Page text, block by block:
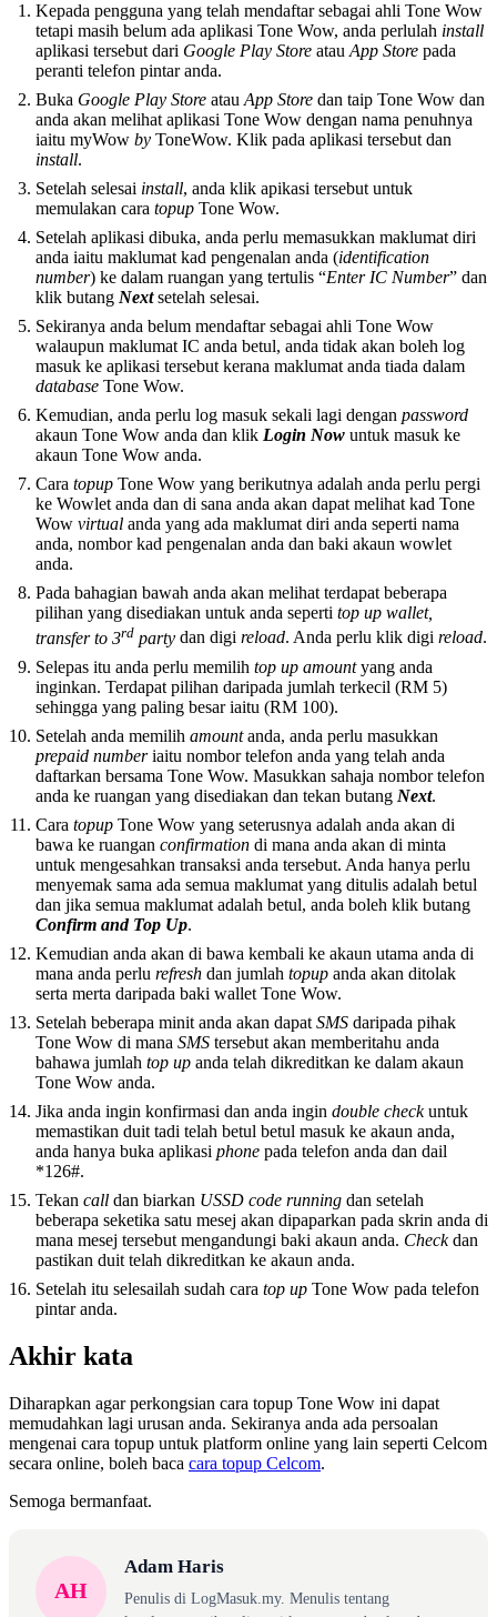
Kepada pengguna yang telah mendaftar sebagai ahli Tone Wow
tetapi masih belum ada aplikasi Tone Wow, anda perlulah install
aplikasi tersebut dari Google Play Store atau App Store pada
peranti telefon pintar anda.
Buka Google Play Store atau App Store dan taip Tone Wow dan
anda akan melihat aplikasi Tone Wow dengan nama penuhnya
iaitu myWow by ToneWow. Klik pada aplikasi tersebut dan
install.
Setelah selesai install, anda klik apikasi tersebut untuk
memulakan cara topup Tone Wow.
Setelah aplikasi dibuka, anda perlu memasukkan maklumat diri
anda iaitu maklumat kad pengenalan anda (identification
number) ke dalam ruangan yang tertulis “Enter IC Number” dan
klik butang Nextsetelah selesai.
Sekiranya anda belum mendaftar sebagai ahli Tone Wow
walaupun maklumat IC anda betul, anda tidak akan boleh log
masuk ke aplikasi tersebut kerana maklumat anda tiada dalam
database Tone Wow.
Kemudian, anda perlu log masuk sekali lagi dengan password
akaun Tone Wow anda dan klik Login Now untuk masuk ke
akaun Tone Wow anda.
Cara topup Tone Wow yang berikutnya adalah anda perlu pergi
ke Wowlet anda dan di sana anda akan dapat melihat kad Tone
Wow virtual anda yang ada maklumat diri anda seperti nama
anda, nombor kad pengenalan anda dan baki akaun wowlet
anda.
Pada bahagian bawah anda akan melihat terdapat beberapa
pilihan yang disediakan untuk anda seperti top up wallet,
transfer to 3rd party dan digi reload. Anda perlu klik digi reload.
Selepas itu anda perlu memilih top up amountyang anda
inginkan. Terdapat pilihan daripada jumlah terkecil (RM 5)
sehingga yang paling besar iaitu (RM 100).
Setelah anda memilih amountanda, anda perlu masukkan
prepaid numberiaitu nombor telefon anda yang telah anda
daftarkan bersama Tone Wow. Masukkan sahaja nombor telefon
anda ke ruangan yang disediakan dan tekan butang Next.
Cara topup Tone Wow yang seterusnya adalah anda akan di
bawa ke ruangan confirmation di mana anda akan di minta
untuk mengesahkan transaksi anda tersebut. Anda hanya perlu
menyemak sama ada semua maklumat yang ditulis adalah betul
dan jika semua maklumat adalah betul, anda boleh klik butang
Confirm and Top Up.
Kemudian anda akan di bawa kembali ke akaun utama anda di
mana anda perlu refresh dan jumlah topup anda akan ditolak
serta merta daripada baki wallet Tone Wow.
Setelah beberapa minit anda akan dapat SMS daripada pihak
Tone Wow di mana SMS tersebut akan memberitahu anda
bahawa jumlah top up anda telah dikreditkan ke dalam akaun
Tone Wow anda.
Jika anda ingin konfirmasi dan anda ingin double checkuntuk
memastikan duit tadi telah betul betul masuk ke akaun anda,
anda hanya buka aplikasi phone pada telefon anda dan dail
*126#.
Tekan call dan biarkan USSD code running dan setelah
beberapa seketika satu mesej akan dipaparkan pada skrin anda di
mana mesej tersebut mengandungi baki akaun anda. Checkdan
pastikan duit telah dikreditkan ke akaun anda.
Setelah itu selesailah sudah cara top up Tone Wow pada telefon
pintar anda.
Akhir kata
Diharapkan agar perkongsian cara topup Tone Wow ini dapat
memudahkan lagi urusan anda. Sekiranya anda ada persoalan
mengenai cara topup untuk platform online yang lain seperti Celcom
secara online, boleh baca cara topup Celcom.
Semoga bermanfaat.
AH
Adam Haris
Penulis di LogMasuk.my. Menulis tentang